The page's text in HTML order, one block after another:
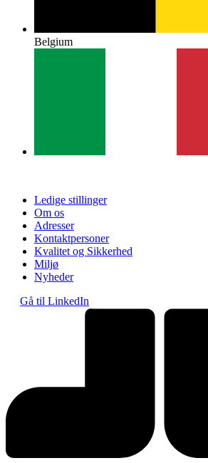
Belgium
Ledige stillinger
Om os
Adresser
Kontaktpersoner
Kvalitet og Sikkerhed
Miljø
Nyheder
Gå til LinkedIn